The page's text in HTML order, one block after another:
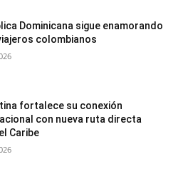
Dominicana sigue enamorando
colombianos
fortalece su conexión
con nueva ruta directa
Caribe